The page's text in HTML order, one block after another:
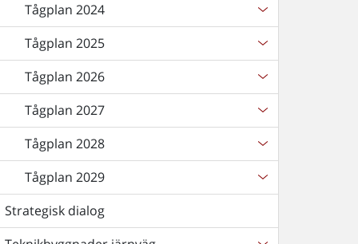
Tågplan 2024
Tågplan 2025
Tågplan 2026
Tågplan 2027
Tågplan 2028
Tågplan 2029
Strategisk dialog